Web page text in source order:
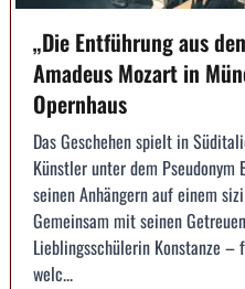
„Die Entführung aus
Amadeus Mozart in
Opernhaus
Das Geschehen spielt in
Künstler unter dem
seinen Anhängern auf einem
Gemeinsam mit seinen
Lieblingsschülerin Konstanze –
welc...